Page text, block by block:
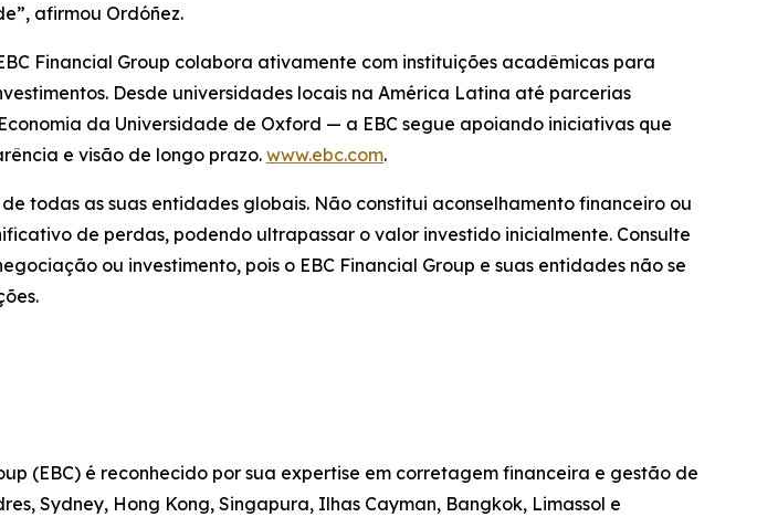
afirmou Ordóñez.
Financial Group colabora ativamente com instituições acadêmicas para
Desde universidades locais na América Latina até parcerias
da Universidade de Oxford — a EBC segue apoiando iniciativas que
e visão de longo prazo. www.ebc.com.
todas as suas entidades globais. Não constitui aconselhamento financeiro ou
de perdas, podendo ultrapassar o valor investido inicialmente. Consulte
ou investimento, pois o EBC Financial Group e suas entidades não se
(EBC) é reconhecido por sua expertise em corretagem financeira e gestão de
Sydney, Hong Kong, Singapura, Ilhas Cayman, Bangkok, Limassol e